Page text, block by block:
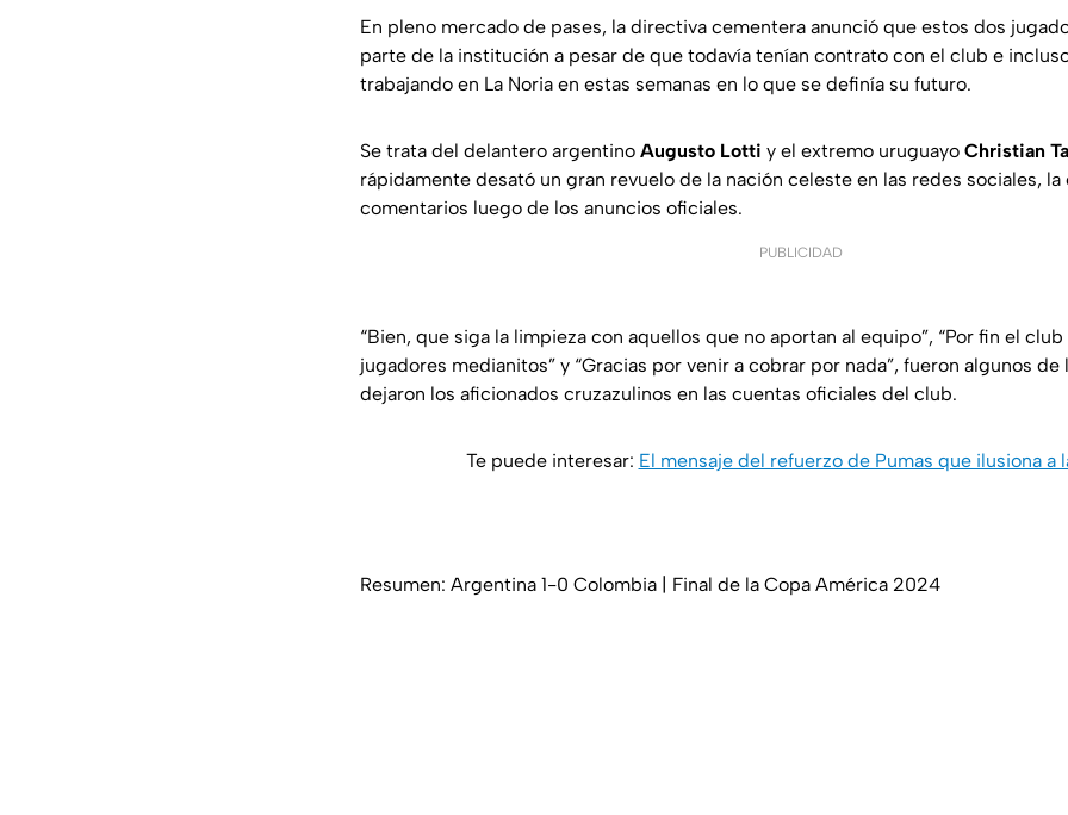
En pleno mercado de pases, la directiva cementera anunció que estos dos
parte de la institución a pesar de que todavía tenían contrato con el club e
trabajando en La Noria en estas semanas en lo que se definía su futuro.
Se trata del delantero argentino Augusto Lotti y el extremo uruguayo Christian
rápidamente desató un gran revuelo de la nación celeste en las redes sociales, la
comentarios luego de los anuncios oficiales.
PUBLICIDAD
“Bien, que siga la limpieza con aquellos que no aportan al equipo”, “Por fin el
jugadores medianitos” y “Gracias por venir a cobrar por nada”, fueron algunos de
dejaron los aficionados cruzazulinos en las cuentas oficiales del club.
Te puede interesar: El mensaje del refuerzo de Pumas que ilusiona a
Resumen: Argentina 1-0 Colombia | Final de la Copa América 2024